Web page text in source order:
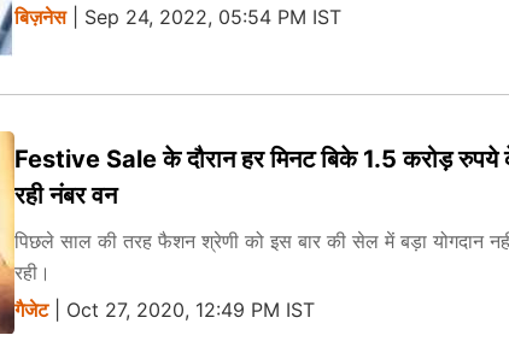
बिज़नेस| Sep 24, 2022, 05:54 PM IST
Festive Sale के दौरान हर मिनट बिके 1.5 करोड़ रुपये
रही नंबर वन
पिछले साल की तरह फैशन श्रेणी को इस बार की सेल में बड़ा योगदान
रही।
गैजेट| Oct 27, 2020, 12:49 PM IST